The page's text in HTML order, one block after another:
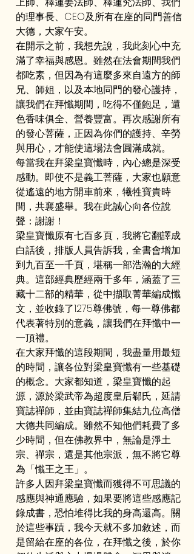
的理事長、CEO及所有在座的同門善信
大德，大家午安。
在開示之前，我想先說，我此刻心中充
滿了幸福與感恩。雖然在法會期間我們
都吃素，但因為有這麼多來自遠方的師
兄、師姐，以及本地同門的發心護持，
讓我們在拜懺期間，吃得不僅飽足，還
色香味俱全、營養豐富。再次感謝所有
的發心菩薩，正因為你們的護持、辛勞
與用心，才能使這場法會圓滿成就。
每當我在拜梁皇寶懺時，內心總是深受
感動。即使不是義工菩薩，大家也願意
從遙遠的地方開車前來，犧牲寶貴時
間，共襄盛舉。我在此誠心向各位說
聲：謝謝！
梁皇寶懺原有七百多頁，我將它翻譯成
白話後，排版人員告訴我，全書會增加
到九百至一千頁，堪稱一部浩瀚的大經
典。這部經典歷經兩千多年，涵蓋了三
藏十二部的精華，從中擷取菁華編成懺
文，並收錄了1275尊佛號，每一尊佛都
代表著特別的意義，讓我們在拜懺中一
一頂禮。
在大家拜懺的這段期間，我盡量用最短
的時間，讓各位對梁皇寶懺有一些基礎
的概念。大家都知道，梁皇寶懺的起
源，源於梁武帝為超度皇后郗氏，延請
寶誌禪師，並由寶誌禪師集結九位高僧
大德共同編成。雖然不知他們耗費了多
少時間，但在佛教界中，無論是淨土
宗、禪宗，還是其他宗派，無不將它尊
為「懺王之王」。
許多人因拜梁皇寶懺而獲得不可思議的
感應與神通應驗，如果要將這些感應記
錄成書，恐怕堆得比我的身高還高。關
於這些事蹟，我今天就不多加敘述，而
是留給在座的各位，在拜懺之後，於你